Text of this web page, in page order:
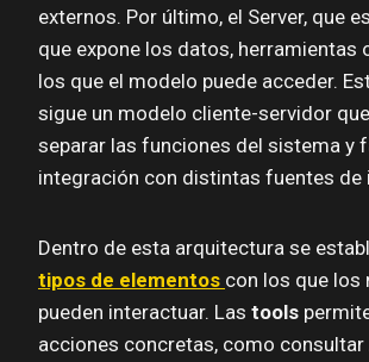
externos. Por último, el Server, que
que expone los datos, herramientas
los que el modelo puede acceder.
sigue un modelo cliente-servidor
separar las funciones del sistema y
integración con distintas fuentes de
Dentro de esta arquitectura se
tipos de elementos con los que los
pueden interactuar. Las tools
acciones concretas, como consultar